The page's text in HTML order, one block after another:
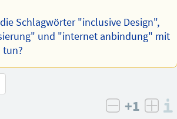
Schlagwörter "inclusive Design",
und "internet anbindung" mit
tun?
negativ
+1